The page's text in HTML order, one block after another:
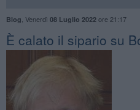
Blog Venerdì 08 Luglio 2022ore 21:17
È calato il sipario su